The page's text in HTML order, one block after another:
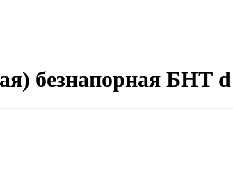
безнапорная БНТ